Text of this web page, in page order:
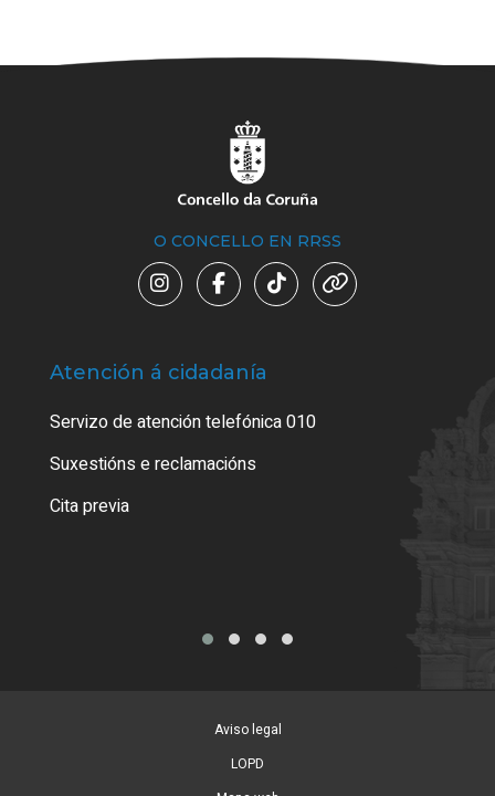
O CONCELLO EN RRSS
Atención á cidadanía
Servizo de atención telefónica 010
Suxestións e reclamacións
Cita previa
Aviso legal
LOPD